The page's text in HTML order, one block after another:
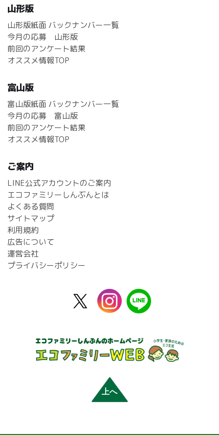
山形版
山形版紙面 バックナンバー一覧
今月の応募 山形版
前回のアンケート結果
オススメ情報TOP
富山版
富山版紙面 バックナンバー一覧
今月の応募 富山版
前回のアンケート結果
オススメ情報TOP
ご案内
LINE公式アカウントのご案内
エコファミリーしんぶんとは
よくある質問
サイトマップ
利用規約
広告について
運営会社
プライバシーポリシー
instagram
上へ